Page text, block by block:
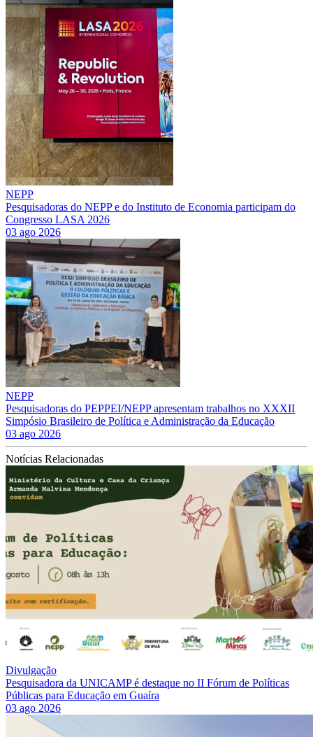
NEPP
Pesquisadoras do NEPP e do Instituto de Economia participam do
Congresso LASA 2026
03 ago 2026
NEPP
Pesquisadoras do PEPPEI/NEPP apresentam trabalhos no XXXII
Simpósio Brasileiro de Política e Administração da Educação
03 ago 2026
Notícias Relacionadas
Divulgação
Pesquisadora da UNICAMP é destaque no II Fórum de Políticas
Públicas para Educação em Guaíra
03 ago 2026